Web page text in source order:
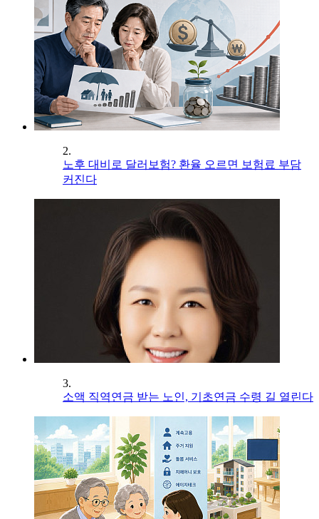
2.
노후 대비로 달러보험? 환율 오르면 보험료 부담
커진다
3.
소액 직역연금 받는 노인, 기초연금 수령 길 열린다